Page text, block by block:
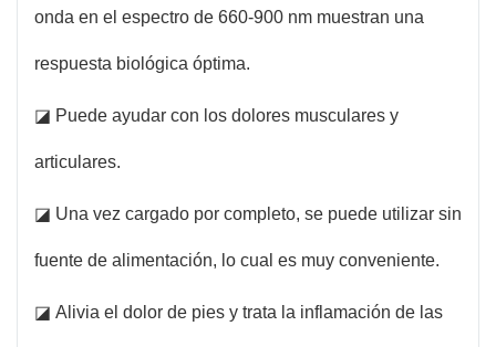
onda en el espectro de 660-900 nm muestran una
respuesta biológica óptima.
◪ Puede ayudar con los dolores musculares y
articulares.
◪ Una ​​vez cargado por completo, se puede utilizar sin
fuente de alimentación, lo cual es muy conveniente.
◪ Alivia el dolor de pies y trata la inflamación de las